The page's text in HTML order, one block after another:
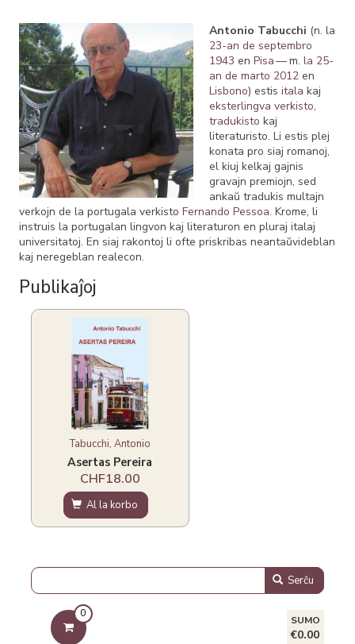
Antonio Tabucchi (n. la
23-an de septembro
1943 en Pisa— m. la 25-
an de marto 2012en
Lisbono) estis itala kaj
eksterlingva verkisto,
tradukisto kaj
literaturisto. Li estis plej
konata pro siaj romanoj,
el kiuj kelkaj gajnis
gravajn premiojn, sed
ankaŭ tradukis multajn
verkojn de la portugala verkisto Fernando Pessoa. Krome, li
instruis la portugalan lingvon kaj literaturon en pluraj italaj
universitatoj. En siaj rakontoj li ofte priskribas neantaŭvideblan
kaj neregeblan realecon.
Publikaĵoj
Tabucchi, Antonio
Asertas Pereira
CHF18.00
Al la korbo
Serĉu
0
SUMO
€0.00